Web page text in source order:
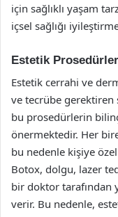
için sağlıklı yaşam
içsel sağlığı
Estetik
Estetik cerrahi ve
ve tecrübe gerektiren
bu prosedürlerin
önermektedir. Her
bu nedenle kişiye
Botox, dolgu, lazer
bir doktor tarafından
verir. Bu nedenle,